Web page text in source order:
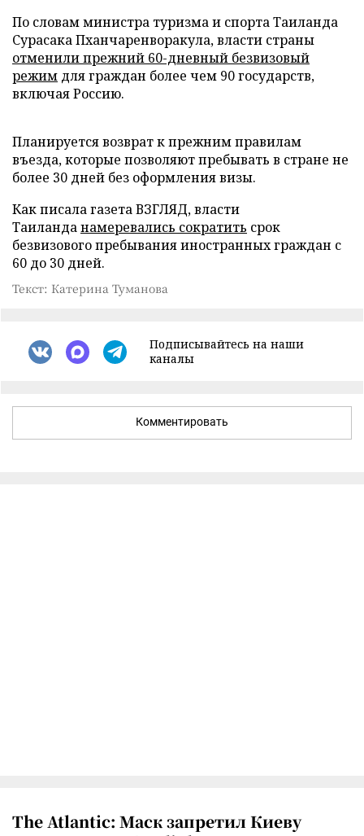
По словам министра туризма и спорта Таиланда
Сурасака Пханчаренворакула, власти страны
отменили прежний 60-дневный безвизовый
режим для граждан более чем 90 государств,
включая Россию.
Планируется возврат к прежним правилам
въезда, которые позволяют пребывать в стране не
более 30 дней без оформления визы.
Как писала газета ВЗГЛЯД, власти
Таиланданамеревались сократить срок
безвизового пребывания иностранных граждан с
60 до 30 дней.
Текст: Катерина Туманова
Подписывайтесь на наши
каналы
Комментировать
The Atlantic: Маск запретил Киеву